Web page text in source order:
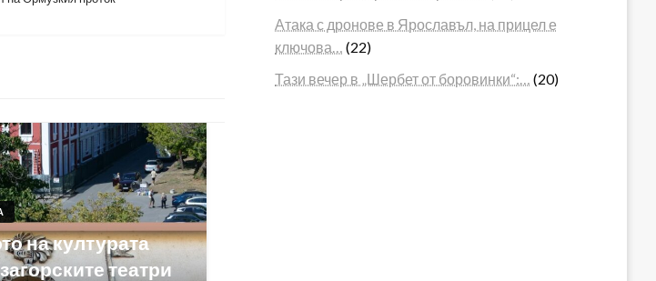
на културата
театри
Атака с дронове в Ярославъл, на прицел е
ключова…
(22)
Тази вечер в „Шербет от боровинки“:…
(20)